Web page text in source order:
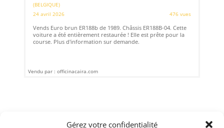
Gérez votre confidentialité
(BELGIQUE)
24 avril 2026
476 vues
Vends Euro brun ER188b de 1989. Châssis ER188B-04. Cette
voiture a été entièrement restaurée ! Elle est prête pour la
course. Plus d'information sur demande.
Vendu par : officinacaira.com